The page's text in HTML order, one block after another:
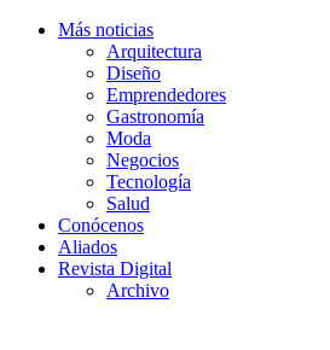
Más noticias
Arquitectura
Diseño
Emprendedores
Gastronomía
Moda
Negocios
Tecnología
Salud
Conócenos
Aliados
Revista Digital
Archivo